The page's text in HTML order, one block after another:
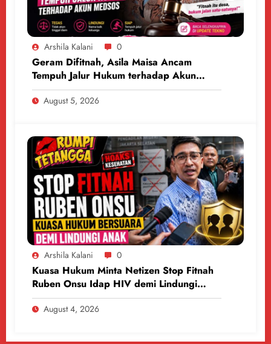
Arshila Kalani 0
Geram Difitnah, Asila Maisa Ancam
Tempuh Jalur Hukum terhadap Akun
Medsos
August 5, 2026
Arshila Kalani 0
Kuasa Hukum Minta Netizen Stop Fitnah
Ruben Onsu Idap HIV demi Lindungi
Anak
August 4, 2026